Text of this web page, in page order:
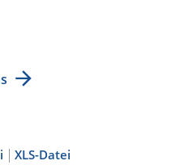
XLS-Datei